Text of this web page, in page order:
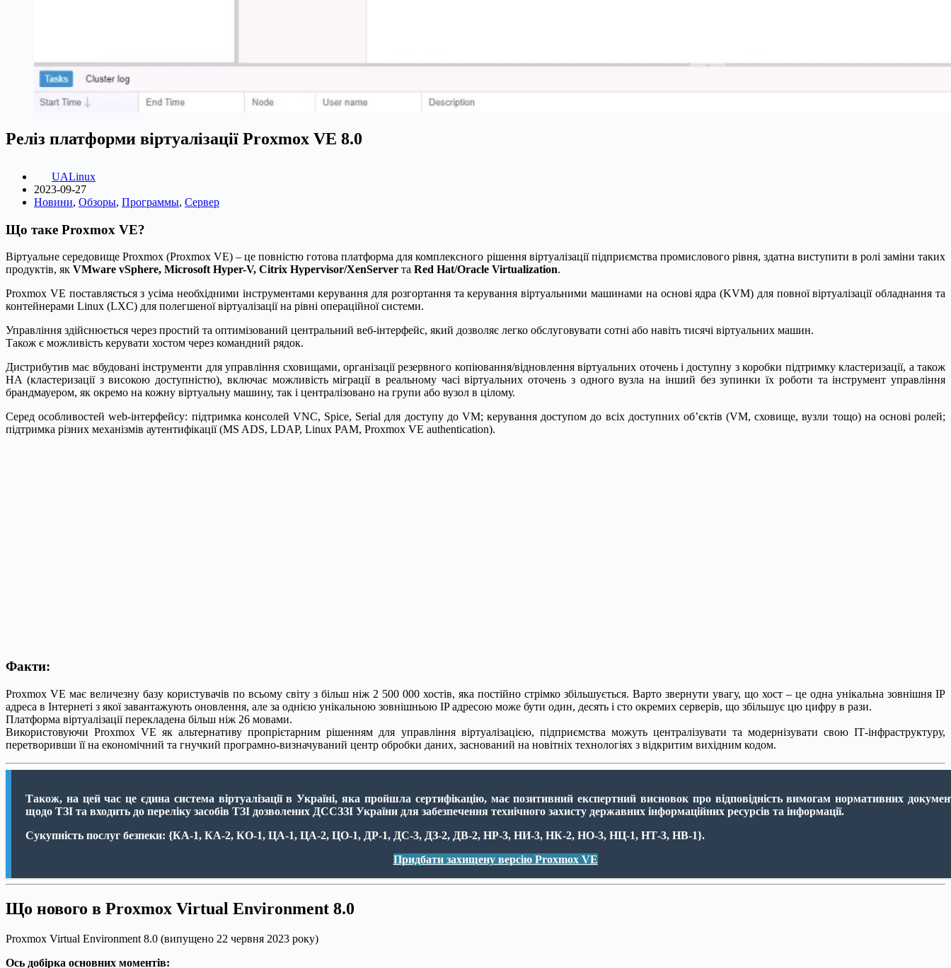
Реліз платформи віртуалізації Proxmox VE 8.0
UALinux
2023-09-27
Новини, Обзоры, Программы, Сервер
Що таке Proxmox VE?
Віртуальне середовище Proxmox (Proxmox VE) – це повністю готова платформа для комплексного рішення віртуалізації підприємства промислового рівня, здатна виступити в ролі заміни таких
продуктів, як VMware vSphere, Microsoft Hyper-V, Citrix Hypervisor/XenServer та Red Hat/Oracle Virtualization.
Proxmox VE поставляється з усіма необхідними інструментами керування для розгортання та керування віртуальними машинами на основі ядра (KVM) для повної віртуалізації обладнання та
контейнерами Linux (LXC) для полегшеної віртуалізації на рівні операційної системи.
Управління здійснюється через простий та оптимізований центральний веб-інтерфейс, який дозволяє легко обслуговувати сотні або навіть тисячі віртуальних машин.
Також є можливість керувати хостом через командний рядок.
Дистрибутив має вбудовані інструменти для управління сховищами, організації резервного копіювання/відновлення віртуальних оточень і доступну з коробки підтримку кластеризації, а також
HA (кластеризації з високою доступністю), включає можливість міграції в реальному часі віртуальних оточень з одного вузла на інший без зупинки їх роботи та інструмент управління
брандмауером, як окремо на кожну віртуальну машину, так і централізовано на групи або вузол в цілому.
Серед особливостей web-інтерфейсу: підтримка консолей VNC, Spice, Serial для доступу до VM; керування доступом до всіх доступних об’єктів (VM, сховище, вузли тощо) на основі ролей;
підтримка різних механізмів аутентифікації (MS ADS, LDAP, Linux PAM, Proxmox VE authentication).
Факти:
Proxmox VE має величезну базу користувачів по всьому світу з більш ніж 2 500 000 хостів, яка постійно стрімко збільшується. Варто звернути увагу, що хост – це одна унікальна зовнішня IP
адреса в Інтернеті з якої завантажують оновлення, але за однією унікальною зовнішньою IP адресою може бути один, десять і сто окремих серверів, що збільшує цю цифру в рази.
Платформа віртуалізації перекладена більш ніж 26 мовами.
Використовуючи Proxmox VE як альтернативу пропрієтарним рішенням для управління віртуалізацією, підприємства можуть централізувати та модернізувати свою ІТ-інфраструктуру,
перетворивши її на економічний та гнучкий програмно-визначуваний центр обробки даних, заснований на новітніх технологіях з відкритим вихідним кодом.
Також, на цей час це єдина система віртуалізації в Україні, яка пройшла сертифікацію, має позитивний експертний висновок про відповідність вимогам нормативних
щодо ТЗІ та входить до переліку засобів ТЗІ дозволених ДССЗЗІ України для забезпечення технічного захисту державних інформаційних ресурсів та інформації.
Сукупність послуг безпеки: {КА-1, КА-2, КО-1, ЦА-1, ЦА-2, ЦО-1, ДР-1, ДС-3, ДЗ-2, ДВ-2, НР-3, НИ-3, НК-2, НО-3, НЦ-1, НТ-3, НВ-1}.
Придбати захищену версію Proxmox VE
Що нового в Proxmox Virtual Environment 8.0
Proxmox Virtual Environment 8.0 (випущено 22 червня 2023 року)
Ось добірка основних моментів: